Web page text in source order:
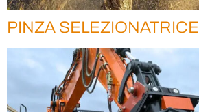
PINZA SELEZIONATRICE